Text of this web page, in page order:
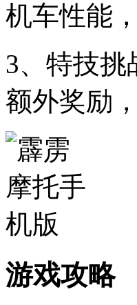
机车性能
3、特技挑
额外奖励
游戏攻略